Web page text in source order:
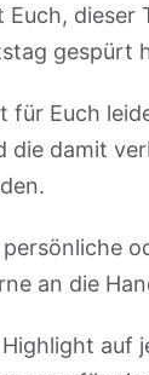
dieser
gespürt
für Euch
die damit
persönliche
an die
auf